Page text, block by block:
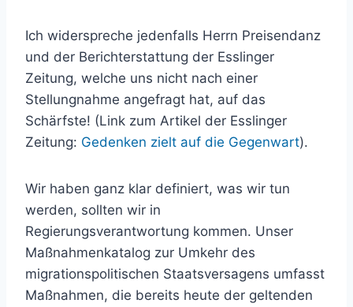
Ich widerspreche jedenfalls Herrn Preisendanz
und der Berichterstattung der Esslinger
Zeitung, welche uns nicht nach einer
Stellungnahme angefragt hat, auf das
Schärfste! (Link zum Artikel der Esslinger
Zeitung: Gedenken zielt auf die Gegenwart).
Wir haben ganz klar definiert, was wir tun
werden, sollten wir in
Regierungsverantwortung kommen. Unser
Maßnahmenkatalog zur Umkehr des
migrationspolitischen Staatsversagens umfasst
Maßnahmen, die bereits heute der geltenden